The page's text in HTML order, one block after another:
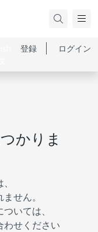
登録 ログイン
かりま
せん。
いては、
わせください